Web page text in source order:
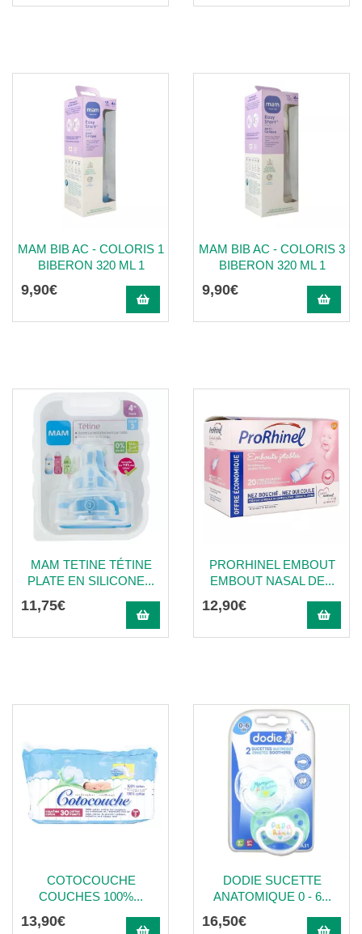
MAM BIB AC - COLORIS 1
BIBERON 320 ML 1
9,90€
MAM BIB AC - COLORIS 3
BIBERON 320 ML 1
9,90€
MAM TETINE TÉTINE
PLATE EN SILICONE...
11,75€
PRORHINEL EMBOUT
EMBOUT NASAL DE...
12,90€
COTOCOUCHE
COUCHES 100%...
13,90€
DODIE SUCETTE
ANATOMIQUE 0 - 6...
16,50€